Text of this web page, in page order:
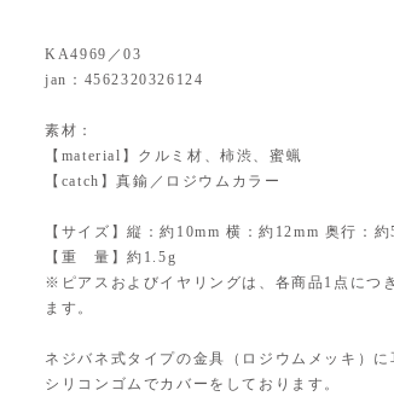
KA4969／03
jan：4562320326124
素材：
【material】クルミ材、柿渋、蜜蝋
【catch】真鍮／ロジウムカラー
【サイズ】縦：約10mm 横：約12mm 奥行：約
【重 量】約1.5g
※ピアスおよびイヤリングは、各商品1点につ
ます。
ネジバネ式タイプの金具（ロジウムメッキ）
シリコンゴムでカバーをしております。